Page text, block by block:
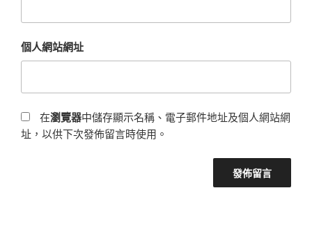
個人網站網址
在瀏覽器中儲存顯示名稱、電子郵件地址及個人網站網
址，以供下次發佈留言時使用。